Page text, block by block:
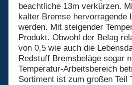
beachtliche 13m verkürzen.
kalter Bremse hervorragende
werden. Mit steigender
Produkt. Obwohl der Belag
von 0,5 wie auch die
Redstuff Bremsbeläge sogar
Temperatur-Arbeitsbereich
Sortiment ist zum großen Teil